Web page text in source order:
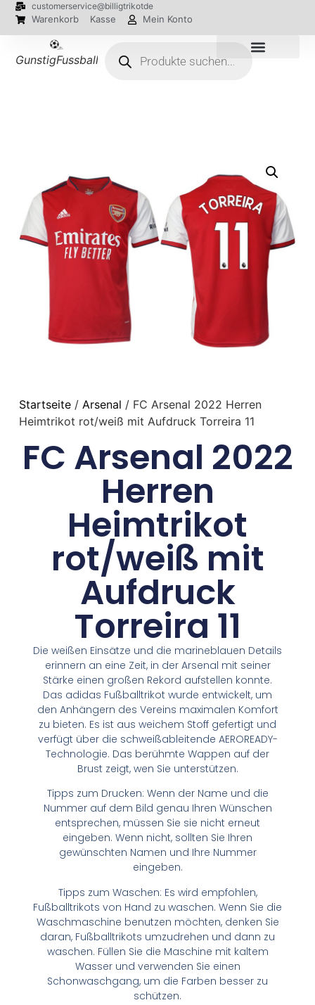
customerservice@billigtrikotde
Warenkorb Kasse Mein Konto
GunstigFussballTrikot
Startseite/ Arsenal / FC Arsenal 2022 Herren
Heimtrikot rot/weiß mit Aufdruck Torreira 11
FC Arsenal 2022
Herren
Heimtrikot
rot/weiß mit
Aufdruck
Torreira 11
Die weißen Einsätze und die marineblauen Details
erinnern an eine Zeit, in der Arsenal mit seiner
Stärke einen großen Rekord aufstellen konnte.
Das adidas Fußballtrikot wurde entwickelt, um
den Anhängern des Vereins maximalen Komfort
zu bieten. Es ist aus weichem Stoff gefertigt und
verfügt über die schweißableitende AEROREADY-
Technologie. Das berühmte Wappen auf der
Brust zeigt, wen Sie unterstützen.
Tipps zum Drucken: Wenn der Name und die
Nummer auf dem Bild genau Ihren Wünschen
entsprechen, müssen Sie sie nicht erneut
eingeben. Wenn nicht, sollten Sie Ihren
gewünschten Namen und Ihre Nummer
eingeben.
Tipps zum Waschen: Es wird empfohlen,
Fußballtrikots von Hand zu waschen. Wenn Sie die
Waschmaschine benutzen möchten, denken Sie
daran, Fußballtrikots umzudrehen und dann zu
waschen. Füllen Sie die Maschine mit kaltem
Wasser und verwenden Sie einen
Schonwaschgang, um die Farben besser zu
schützen.